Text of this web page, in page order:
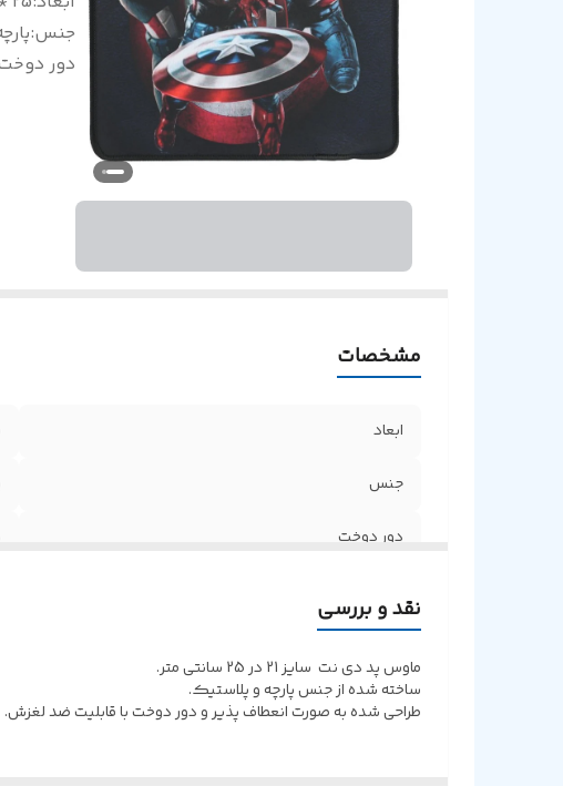
جنس:
دور
مشخصات
ابعاد
جنس
دور دوخت
نقد و بررسی
ماوس پد دی نت سایز 21 در 25 سانتی متر.
ساخته شده از جنس پارچه و پلاستیک.
طراحی شده به صورت انعطاف پذیر و دور دوخت با قابلیت ضد لغزش.